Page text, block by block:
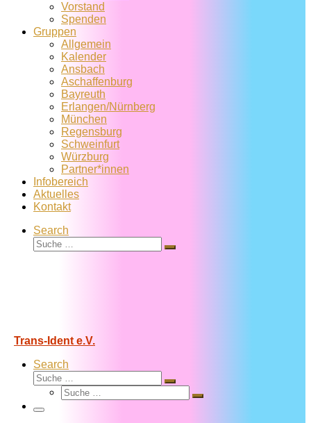
Vorstand
Spenden
Gruppen
Allgemein
Kalender
Ansbach
Aschaffenburg
Bayreuth
Erlangen/Nürnberg
München
Regensburg
Schweinfurt
Würzburg
Partner*innen
Infobereich
Aktuelles
Kontakt
Search
Suche
Suche
Trans-Ident e.V.
Search
Suche
Suche
Suche
Suche
Menü